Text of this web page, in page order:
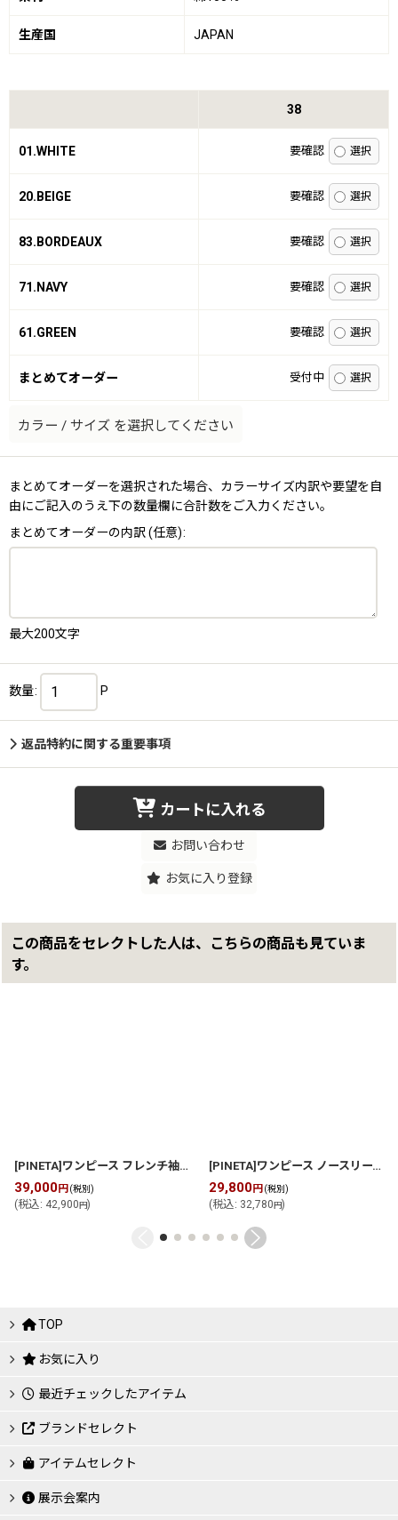
生産国 JAPAN
38
01.WHITE 要確認
20.BEIGE 要確認
83.BORDEAUX 要確認
71.NAVY 要確認
61.GREEN 要確認
まとめてオーダー 受付中
カラー / サイズ を選択してください
まとめてオーダーを選択された場合、カラーサイズ内訳や要望を自
由にご記入のうえ下の数量欄に合計数をご入力ください。
まとめてオーダーの内訳 (任意):
最大200文字
数量: P
返品特約に関する重要事項
カートに入れる
お問い合わせ
お気に入り登録
この商品をセレクトした人は、こちらの商品も見ていま
す。
[PINETA]ワンピース フレンチ袖 裾フレア ワンピース [P2611O320]
39,000円 (税別)
(税込: 42,900円)
[PINETA]ワンピース ノースリーブワンピース
29,800円 (税別)
(税込: 32,780円)
TOP
お気に入り
最近チェックしたアイテム
ブランドセレクト
アイテムセレクト
展示会案内